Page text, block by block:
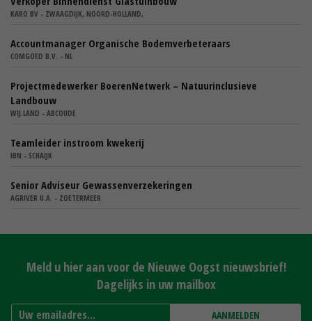
KARO BV - ZWAAGDIJK, NOORD-HOLLAND,
Accountmanager Organische Bodemverbeteraars
COMGOED B.V. - NL
Projectmedewerker BoerenNetwerk – Natuurinclusieve
Landbouw
WIJ.LAND - ABCOUDE
Teamleider instroom kwekerij
IBN - SCHAIJK
Senior Adviseur Gewassenverzekeringen
AGRIVER U.A. - ZOETERMEER
Meld u hier aan voor de Nieuwe Oogst nieuwsbrief!
Dagelijks in uw mailbox
AANMELDEN